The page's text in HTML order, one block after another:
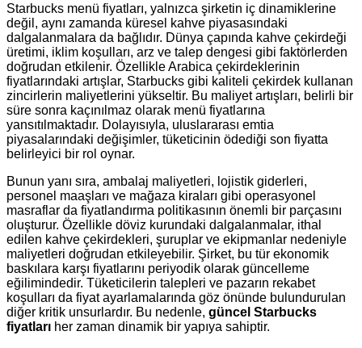
Starbucks menü fiyatları, yalnızca şirketin iç dinamiklerine
değil, aynı zamanda küresel kahve piyasasındaki
dalgalanmalara da bağlıdır. Dünya çapında kahve çekirdeği
üretimi, iklim koşulları, arz ve talep dengesi gibi faktörlerden
doğrudan etkilenir. Özellikle Arabica çekirdeklerinin
fiyatlarındaki artışlar, Starbucks gibi kaliteli çekirdek kullanan
zincirlerin maliyetlerini yükseltir. Bu maliyet artışları, belirli bir
süre sonra kaçınılmaz olarak menü fiyatlarına
yansıtılmaktadır. Dolayısıyla, uluslararası emtia
piyasalarındaki değişimler, tüketicinin ödediği son fiyatta
belirleyici bir rol oynar.
Bunun yanı sıra, ambalaj maliyetleri, lojistik giderleri,
personel maaşları ve mağaza kiraları gibi operasyonel
masraflar da fiyatlandırma politikasının önemli bir parçasını
oluşturur. Özellikle döviz kurundaki dalgalanmalar, ithal
edilen kahve çekirdekleri, şuruplar ve ekipmanlar nedeniyle
maliyetleri doğrudan etkileyebilir. Şirket, bu tür ekonomik
baskılara karşı fiyatlarını periyodik olarak güncelleme
eğilimindedir. Tüketicilerin talepleri ve pazarın rekabet
koşulları da fiyat ayarlamalarında göz önünde bulundurulan
diğer kritik unsurlardır. Bu nedenle, güncel Starbucks
fiyatları her zaman dinamik bir yapıya sahiptir.